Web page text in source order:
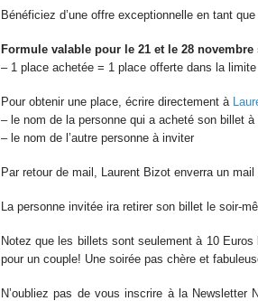
Bénéficiez d’une offre exceptionnelle en tant
Formule valable pour le 21 et le 28 novembre
– 1 place achetée = 1 place offerte dans la
Pour obtenir une place, écrire directement à
– le nom de la personne qui a acheté son billet à
– le nom de l’autre personne à inviter
Par retour de mail, Laurent Bizot enverra un
La personne invitée ira retirer son billet le soir-
Notez que les billets sont seulement à 10
pour un couple! Une soirée pas chère et
N’oubliez pas de vous inscrire à la Newsletter